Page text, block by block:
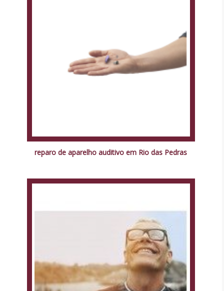
reparo de aparelho auditivo em Rio das Pedras